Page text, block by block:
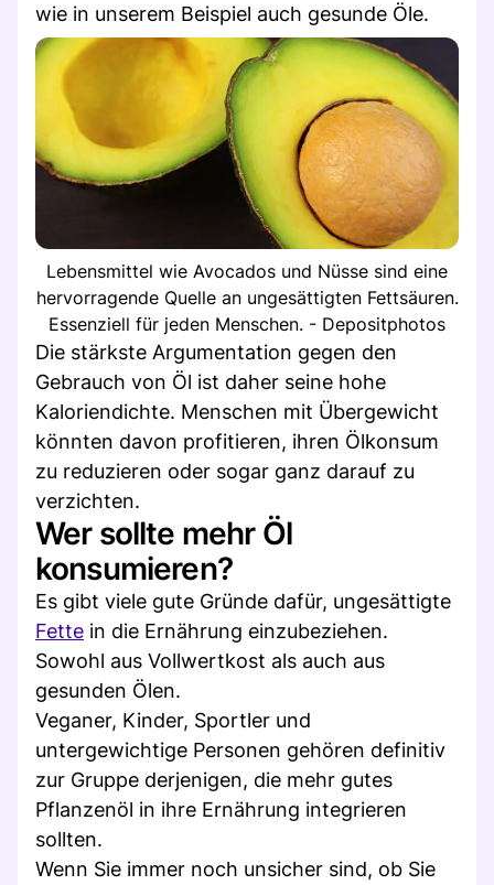
wie in unserem Beispiel auch gesunde Öle.
Lebensmittel wie Avocados und Nüsse sind eine
hervorragende Quelle an ungesättigten Fettsäuren.
Essenziell für jeden Menschen. - Depositphotos
Die stärkste Argumentation gegen den
Gebrauch von Öl ist daher seine hohe
Kaloriendichte. Menschen mit Übergewicht
könnten davon profitieren, ihren Ölkonsum
zu reduzieren oder sogar ganz darauf zu
verzichten.
Wer sollte mehr Öl
konsumieren?
Es gibt viele gute Gründe dafür, ungesättigte
Fette in die Ernährung einzubeziehen.
Sowohl aus Vollwertkost als auch aus
gesunden Ölen.
Veganer, Kinder, Sportler und
untergewichtige Personen gehören definitiv
zur Gruppe derjenigen, die mehr gutes
Pflanzenöl in ihre Ernährung integrieren
sollten.
Wenn Sie immer noch unsicher sind, ob Sie